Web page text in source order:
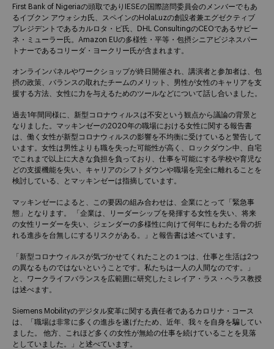
First Bank of Nigeriaの頭取でありIESEの国際諮問委員会のメンバーでもあ
るイブクン アウォシカ氏、スペインのHolaLuzの創設者兼エグゼクティブ
プレジデントであるカルロタ・ピ氏、DHL ConsultingのCEOであるサビー
ネ・ミューラー氏。Amazon EUの多様性・平等・包摂シニアビジネスパー
トナーであるコリーダ・ヨークリー氏が含まれます。
オンラインパネルやワークショップが終日開催され、講演者と参加者は、包
摂の政策、バランスの取れたチームのメリット、男性が女性のキャリアを支
援する方法、女性に力を与えるためのツールなどについて話し合いました。
過去1年間同様に、新型コロナウィルスは不安という観点から議論の背景と
なりました。マッキンゼーの2020年の職場における女性に関する報告書
は、働く女性が新型コロナウィルスの影響を不均衡に受けていると警告して
います。女性は男性よりも職を失った可能性が高く、ロックダウン中、自宅
でこれまで以上に大きな負担を負っており、仕事を可能にする学校や育児な
どの支援機能を失い、キャリアのシフトダウンや職場を完全に離れることを
検討している、とマッキンゼーは指摘しています。
マッキンゼーによると、この要因の組み合わせは、企業にとって「緊急事
態」となります。 「企業は、リーダーシップを発揮する女性を失い、将来
の女性リーダーを失い、ジェンダーの多様性に向けて何年にもわたる骨の折
れる進歩を台無しにするリスクがある。」と報告書は述べています。
「新型コロナウィルスが気づかせてくれたことの１つは、仕事と生活は2つ
の異なるものではないということです。私たちは一人の人間なのです。」
と、ワークライフバランスを広範囲に研究したミレイア・ラス・ヘラス教授
は述べます。
Siemens Mobilityのデジタル変革に関する責任者であるカロリナ・コース
は、「職場は非常に多くの進歩を遂げたため、近年、我々を自身を騙してい
ました。 他方、これほど多くの女性が無給の仕事を続けていることを見落
としていました。」と述べています。